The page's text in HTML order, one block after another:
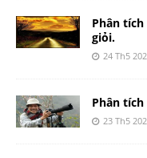
Phân
giỏi.
24 Th5
Phân
23 Th5